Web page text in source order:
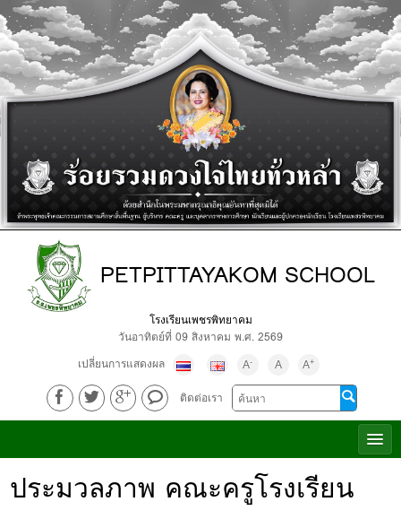
PETPITTAYAKOM SCHOOL
โรงเรียนเพชรพิทยาคม
วันอาทิตย์ที่ 09 สิงหาคม พ.ศ. 2569
เปลี่ยนการแสดงผล
A- A A+
ติดต่อเรา
ประมวลภาพ คณะครูโรงเรียน